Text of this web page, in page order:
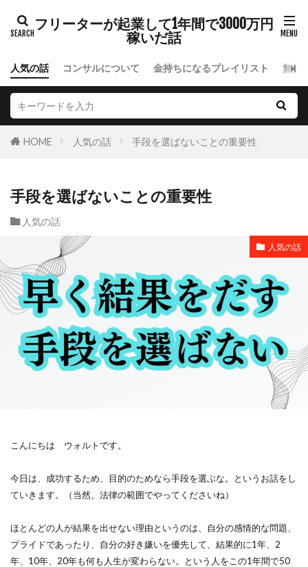
フリーターが起業して1年間で3000万円
稼いだ話
人気の話 コンサルについて 金持ちになるプレイリスト 無料
HOME 人気の話 手段を選ばないことの重要性
手段を選ばないことの重要性
人気の話
人気の話
こんにちは ウォルトです。
今日は、成功するため、目的のためなら手段を選ぶな。というお話をし
ていきます。（当然、法律の範囲でやってくださいね）
ほとんどの人が結果を出せない理由というのは、自分の感情的な問題、
プライドであったり、自分の好き嫌いを優先して、結果的に1年、2
年、10年、20年も何も人生が変わらない。という人をこの1年間で50